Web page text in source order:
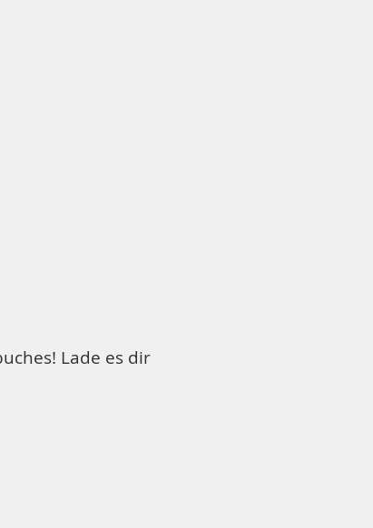
Lade es dir